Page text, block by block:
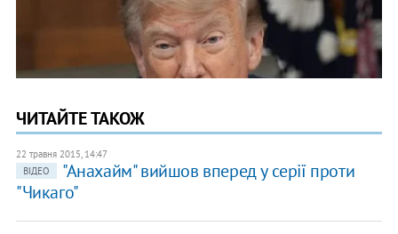
ЧИТАЙТЕ ТАКОЖ
22 травня 2015, 14:47
ВІДЕО
"Анахайм" вийшов вперед у серії проти
"Чикаго"